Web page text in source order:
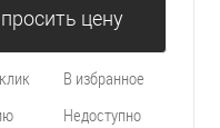
цену
В избранное
Недоступно